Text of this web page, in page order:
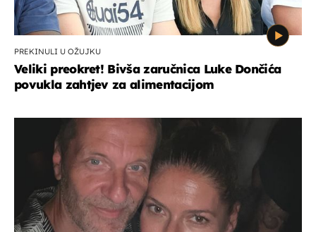
PREKINULI U OŽUJKU
Veliki preokret! Bivša zaručnica Luke Dončića
povukla zahtjev za alimentacijom